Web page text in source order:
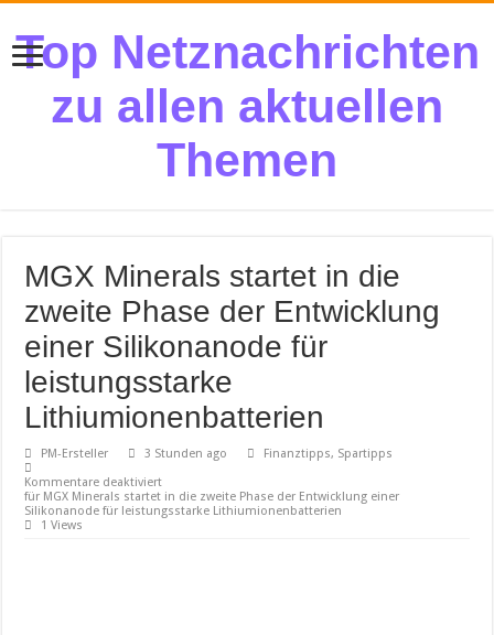
Top Netznachrichten
zu allen aktuellen
Themen
MGX Minerals startet in die
zweite Phase der Entwicklung
einer Silikonanode für
leistungsstarke
Lithiumionenbatterien
PM-Ersteller 3 Stunden ago
Finanztipps, Spartipps
Kommentare deaktiviert
für MGX Minerals startet in die zweite Phase der Entwicklung einer
Silikonanode für leistungsstarke Lithiumionenbatterien
1 Views